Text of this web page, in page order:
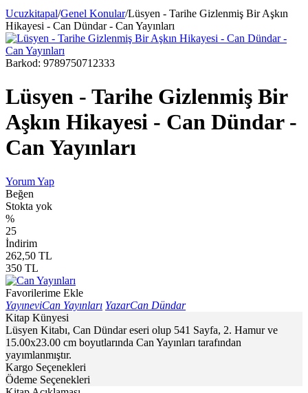
Ucuzkitapal/Genel Konular/Lüsyen - Tarihe Gizlenmiş Bir Aşkın
Hikayesi - Can Dündar - Can Yayınları
Barkod: 9789750712333
Lüsyen - Tarihe Gizlenmiş Bir
Aşkın Hikayesi - Can Dündar -
Can Yayınları
Yorum Yap
Beğen
Stokta yok
%
25
İndirim
262,50 TL
350 TL
Favorilerime Ekle
YayıneviCan Yayınları YazarCan Dündar
Kitap Künyesi
Lüsyen Kitabı, Can Dündar eseri olup 541 Sayfa, 2. Hamur ve
15.00x23.00 cm boyutlarında Can Yayınları tarafından
yayımlanmıştır.
Kargo Seçenekleri
Ödeme Seçenekleri